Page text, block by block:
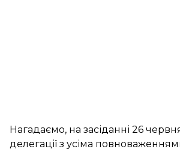
Нагадаємо, на засіданні 26
делегації з усіма